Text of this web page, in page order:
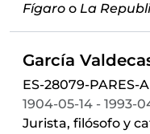
Fígaro o La
ES-28079-PARES-
1904-05-14 - 1993-
Jurista, filósofo y